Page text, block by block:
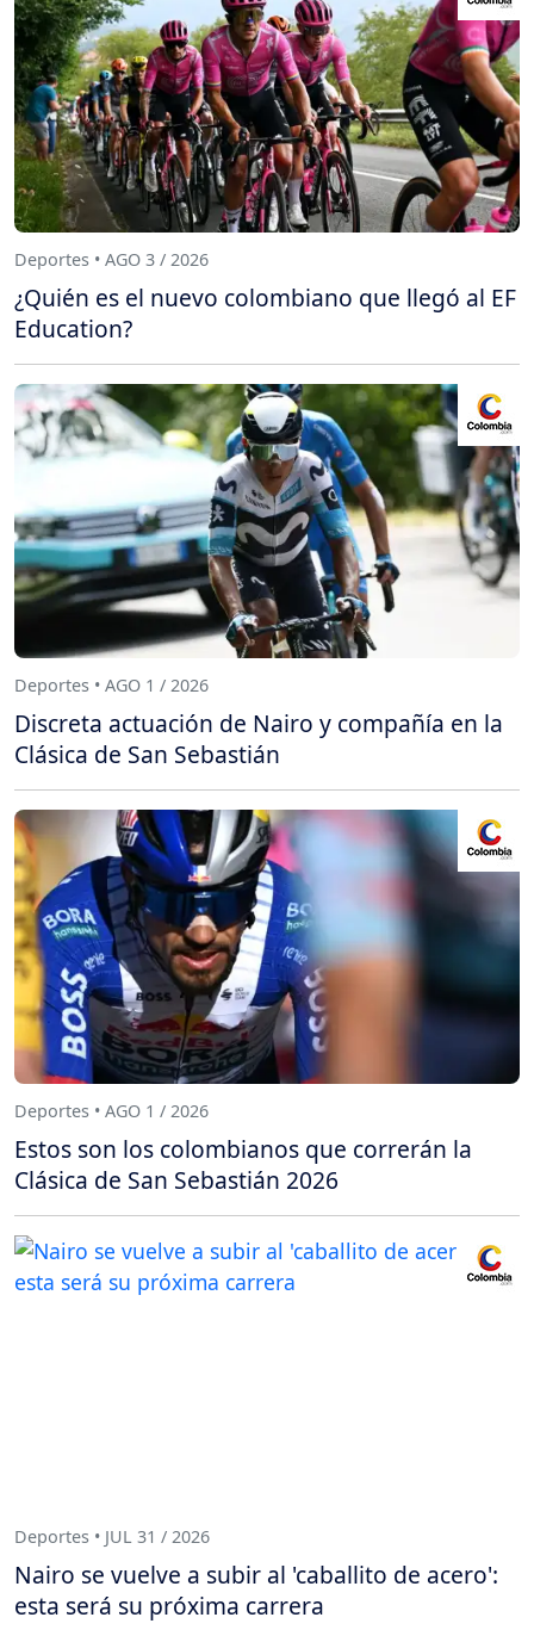
Deportes • AGO 3 / 2026
¿Quién es el nuevo colombiano que llegó al EF
Education?
Deportes • AGO 1 / 2026
Discreta actuación de Nairo y compañía en la
Clásica de San Sebastián
Deportes • AGO 1 / 2026
Estos son los colombianos que correrán la
Clásica de San Sebastián 2026
Deportes • JUL 31 / 2026
Nairo se vuelve a subir al 'caballito de acero':
esta será su próxima carrera